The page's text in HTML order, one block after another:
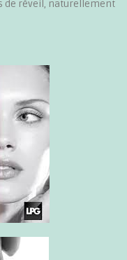
de réveil, naturellement